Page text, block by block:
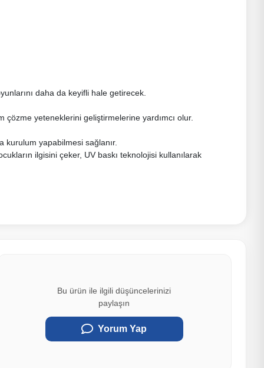
daha da keyifli hale getirecek.
yeteneklerini geliştirmelerine yardımcı olur.
yapabilmesi sağlanır.
ilgisini çeker, UV baskı teknolojisi kullanılarak
Bu ürün ile ilgili düşüncelerinizi
paylaşın
Yorum Yap